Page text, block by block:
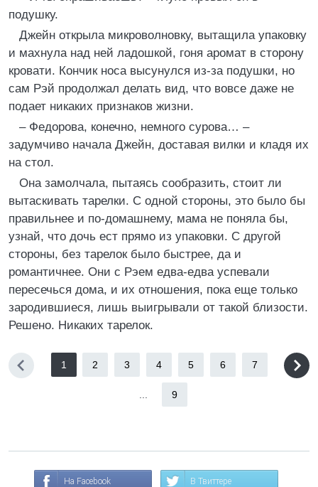
подушку.
Джейн открыла микроволновку, вытащила упаковку
и махнула над ней ладошкой, гоня аромат в сторону
кровати. Кончик носа высунулся из-за подушки, но
сам Рэй продолжал делать вид, что вовсе даже не
подает никаких признаков жизни.
– Федорова, конечно, немного сурова… –
задумчиво начала Джейн, доставая вилки и кладя их
на стол.
Она замолчала, пытаясь сообразить, стоит ли
вытаскивать тарелки. С одной стороны, это было бы
правильнее и по-домашнему, мама не поняла бы,
узнай, что дочь ест прямо из упаковки. С другой
стороны, без тарелок было быстрее, да и
романтичнее. Они с Рэем едва-едва успевали
пересечься дома, и их отношения, пока еще только
зародившиеся, лишь выигрывали от такой близости.
Решено. Никаких тарелок.
1 2 3 4 5 6 7
9
На Facebook В Твиттере